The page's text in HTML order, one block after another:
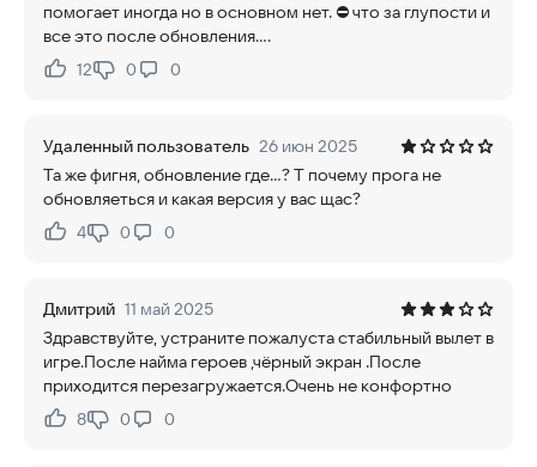
помогает иногда но в основном нет. ⛔ что за глупости и
все это после обновления....
Нравится:
12Не нравится:
0 0
Удаленный пользователь 26 июн 2025
Та же фигня, обновление где...? Т почему прога не
обновляеться и какая версия у вас щас?
Нравится:
4Не нравится:
0 0
Дмитрий 11 май 2025
Здравствуйте, устраните пожалуста стабильный вылет в
игре.После найма героев ,чёрный экран .После
приходится перезагружается.Очень не конфортно
Нравится:
8Не нравится:
0 0